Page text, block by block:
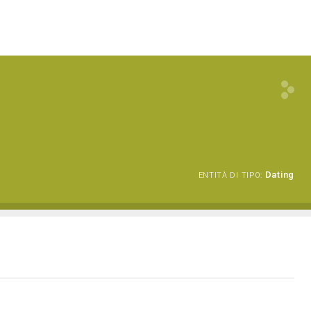
ENTITÀ DI TIPO: Dating